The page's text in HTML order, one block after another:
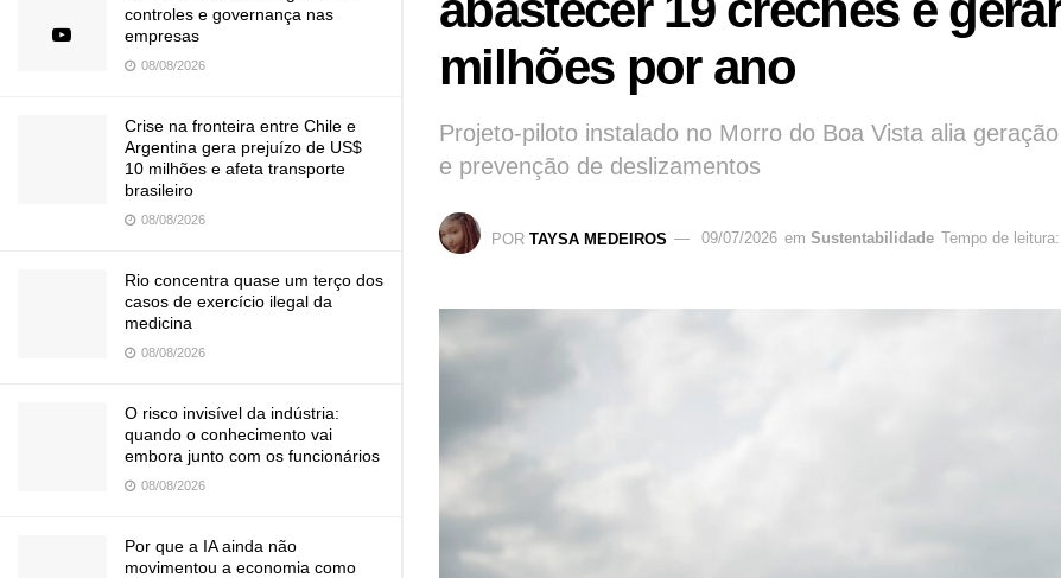
controles e governança nas
empresas
08/08/2026
Crise na fronteira entre Chile e
Argentina gera prejuízo de US$
10 milhões e afeta transporte
brasileiro
08/08/2026
Rio concentra quase um terço dos
casos de exercício ilegal da
medicina
08/08/2026
O risco invisível da indústria:
quando o conhecimento vai
embora junto com os funcionários
08/08/2026
Por que a IA ainda não
movimentou a economia como
milhões por ano
Projeto-piloto instalado no Morro do Boa Vista alia
e prevenção de deslizamentos
POR TAYSA MEDEIROS 09/07/2026 em Sustentabilidade Tempo de